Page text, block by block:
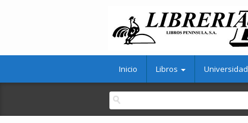
Inicio Libros Universidad